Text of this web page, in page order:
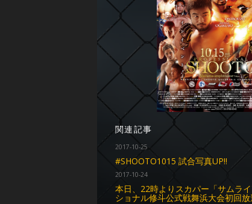
関連記事
2017-10-25
#SHOOTO1015 試合写真UP!!
2017-10-24
本日、22時よりスカパー「サムラ
ショナル修斗公式戦舞浜大会初回放